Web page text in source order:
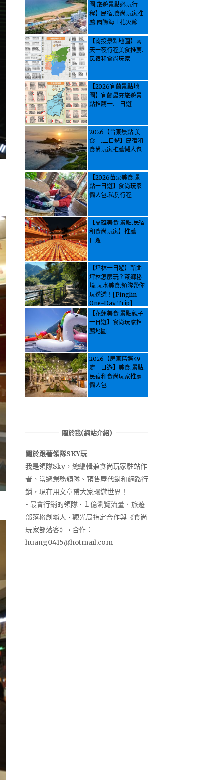
圖.旅遊景點必玩行
程】民宿.食尚玩家推
薦.國際海上花火節
【南投景點地圖】兩
天一夜行程美食推薦.
民宿和食尚玩家
【2026宜蘭景點地
圖】宜蘭最夯旅遊景
點推薦一.二日遊
2026【台東景點.美
食一.二日遊】民宿和
食尚玩家推薦懶人包
【2026苗栗美食.景
點一日遊】食尚玩家
懶人包.私房行程
【高雄美食.景點.民宿
和食尚玩家】推薦一
日遊
【坪林一日遊】新北
坪林怎麼玩？茶鄉秘
境.玩水美食.領隊帶你
玩透透！[Pinglin
One-Day Trip]
How to explore
Pinglin, New
Taipei? Tea Village
Let the guide take
you through it all!
【花蓮美食.景點親子
一日遊】食尚玩家推
薦地圖
2026【屏東精選49
處一日遊】美食.景點.
民宿和食尚玩家推薦
懶人包
關於我(網站介紹)
關於跟著領隊SKY玩
我是領隊Sky，總編輯兼食尚玩家駐站作
者，當過業務領隊、預售屋代銷和網路行
銷，現在用文章帶大家環遊世界！
• 最會行銷的領隊 • １億瀏覽流量．旅遊
部落格創辦人 • 觀光局指定合作與《食尚
玩家部落客》 • 合作：
huang0415@hotmail.com